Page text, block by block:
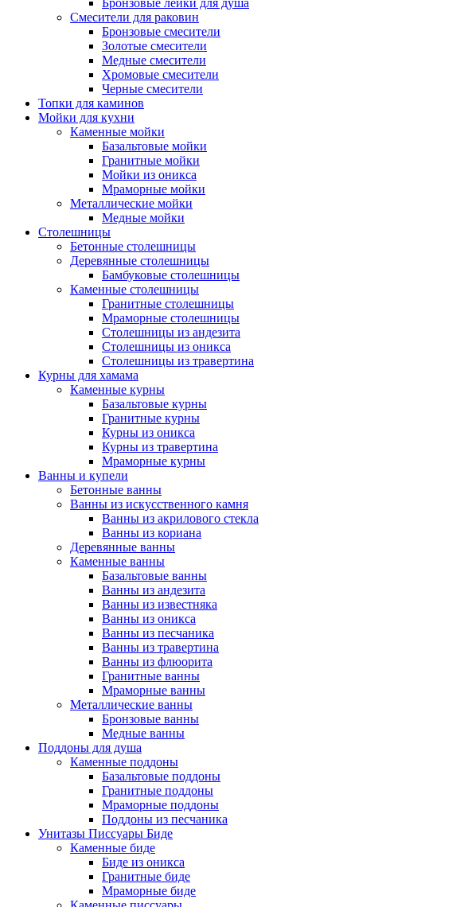
Бронзовые лейки для душа
Смесители для раковин
Бронзовые смесители
Золотые смесители
Медные смесители
Хромовые смесители
Черные смесители
Топки для каминов
Мойки для кухни
Каменные мойки
Базальтовые мойки
Гранитные мойки
Мойки из оникса
Мраморные мойки
Металлические мойки
Медные мойки
Столешницы
Бетонные столешницы
Деревянные столешницы
Бамбуковые столешницы
Каменные столешницы
Гранитные столешницы
Мраморные столешницы
Столешницы из андезита
Столешницы из оникса
Столешницы из травертина
Курны для хамама
Каменные курны
Базальтовые курны
Гранитные курны
Курны из оникса
Курны из травертина
Мраморные курны
Ванны и купели
Бетонные ванны
Ванны из искусственного камня
Ванны из акрилового стекла
Ванны из кориана
Деревянные ванны
Каменные ванны
Базальтовые ванны
Ванны из андезита
Ванны из известняка
Ванны из оникса
Ванны из песчаника
Ванны из травертина
Ванны из флюорита
Гранитные ванны
Мраморные ванны
Металлические ванны
Бронзовые ванны
Медные ванны
Поддоны для душа
Каменные поддоны
Базальтовые поддоны
Гранитные поддоны
Мраморные поддоны
Поддоны из песчаника
Унитазы Писсуары Биде
Каменные биде
Биде из оникса
Гранитные биде
Мраморные биде